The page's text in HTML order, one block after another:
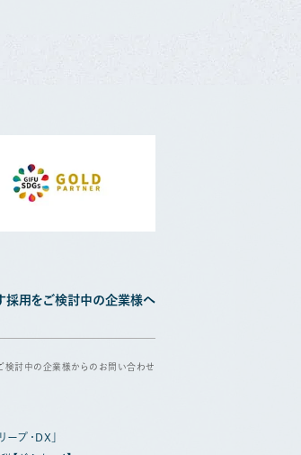
採用をご検討中の企業様へ
検討中の企業様からのお問い合わせ
プ・DX」